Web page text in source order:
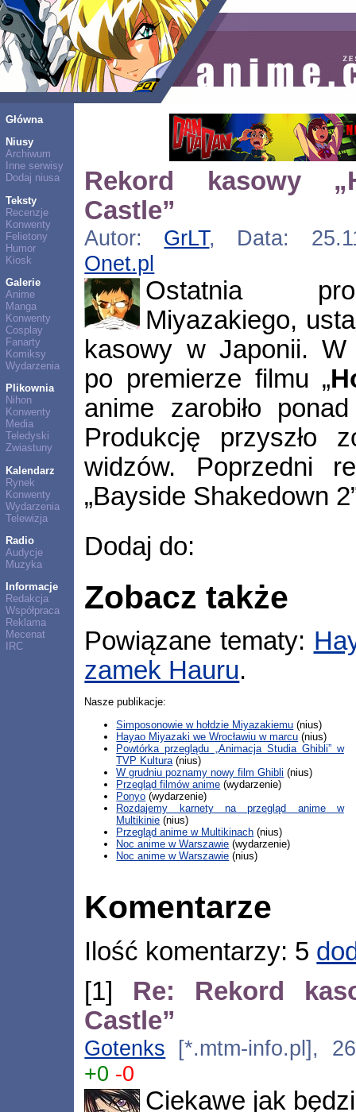
Główna
Niusy
Archiwum
Inne serwisy
Dodaj niusa
Teksty
Recenzje
Konwenty
Felietony
Humor
Kiosk
Galerie
Anime
Manga
Konwenty
Cosplay
Fanarty
Komiksy
Wydarzenia
Plikownia
Nihon
Konwenty
Media
Teledyski
Zwiastuny
Kalendarz
Rynek
Konwenty
Wydarzenia
Telewizja
Radio
Audycje
Muzyka
Informacje
Redakcja
Współpraca
Reklama
Mecenat
IRC
Rekord kasowy
Castle”
Autor: GrLT, Data:
Onet.pl
Ostatnia
Miyazakiego,
kasowy w Japonii.
po premierze filmu „
anime zarobiło
Produkcję przyszło
widzów. Poprzedni
„Bayside Shakedown
Dodaj do:
Zobacz także
Powiązane tematy:
zamek Hauru.
Nasze publikacje:
Simposonowie w hołdzie Miyazakiemu (nius)
Hayao Miyazaki we Wrocławiu w marcu (nius)
Powtórka przeglądu „Animacja Studia Ghibli” w
TVP Kultura (nius)
W grudniu poznamy nowy film Ghibli (nius)
Przegląd filmów anime (wydarzenie)
Ponyo (wydarzenie)
Rozdajemy karnety na przegląd anime w
Multikinie (nius)
Przegląd anime w Multikinach (nius)
Noc anime w Warszawie (wydarzenie)
Noc anime w Warszawie (nius)
Komentarze
Ilość komentarzy: 5
[1] Re: Rekord
Castle”
Gotenks [*.mtm-info.pl],
+0 -0
Ciekawe jak